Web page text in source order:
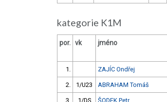
kategorie K1M
por. vk jméno
1. ZAJÍC Ondřej
2. 1/U23 ABRAHAM Tomáš
3. 1/DS ŠODEK Petr